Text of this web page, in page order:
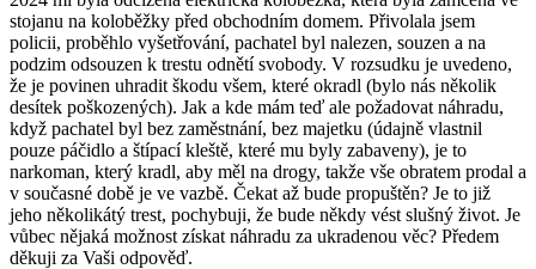
stojanu na koloběžky před obchodním domem. Přivolala jsem
policii, proběhlo vyšetřování, pachatel byl nalezen, souzen a na
podzim odsouzen k trestu odnětí svobody. V rozsudku je uvedeno,
že je povinen uhradit škodu všem, které okradl (bylo nás několik
desítek poškozených). Jak a kde mám teď ale požadovat náhradu,
když pachatel byl bez zaměstnání, bez majetku (údajně vlastnil
pouze páčidlo a štípací kleště, které mu byly zabaveny), je to
narkoman, který kradl, aby měl na drogy, takže vše obratem prodal a
v současné době je ve vazbě. Čekat až bude propuštěn? Je to již
jeho několikátý trest, pochybuji, že bude někdy vést slušný život. Je
vůbec nějaká možnost získat náhradu za ukradenou věc? Předem
děkuji za Vaši odpověď.